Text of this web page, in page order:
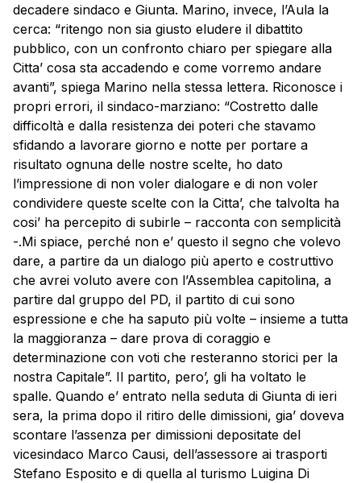
decadere sindaco e Giunta. Marino, invece, l’Aula la
cerca: “ritengo non sia giusto eludere il dibattito
pubblico, con un confronto chiaro per spiegare alla
Citta’ cosa sta accadendo e come vorremo andare
avanti”, spiega Marino nella stessa lettera. Riconosce i
propri errori, il sindaco-marziano: “Costretto dalle
difficoltà e dalla resistenza dei poteri che stavamo
sfidando a lavorare giorno e notte per portare a
risultato ognuna delle nostre scelte, ho dato
l’impressione di non voler dialogare e di non voler
condividere queste scelte con la Citta’, che talvolta ha
cosi’ ha percepito di subirle – racconta con semplicità
-.Mi spiace, perché non e’ questo il segno che volevo
dare, a partire da un dialogo più aperto e costruttivo
che avrei voluto avere con l’Assemblea capitolina, a
partire dal gruppo del PD, il partito di cui sono
espressione e che ha saputo più volte – insieme a tutta
la maggioranza – dare prova di coraggio e
determinazione con voti che resteranno storici per la
nostra Capitale”. Il partito, pero’, gli ha voltato le
spalle. Quando e’ entrato nella seduta di Giunta di ieri
sera, la prima dopo il ritiro delle dimissioni, gia’ doveva
scontare l’assenza per dimissioni depositate del
vicesindaco Marco Causi, dell’assessore ai trasporti
Stefano Esposito e di quella al turismo Luigina Di